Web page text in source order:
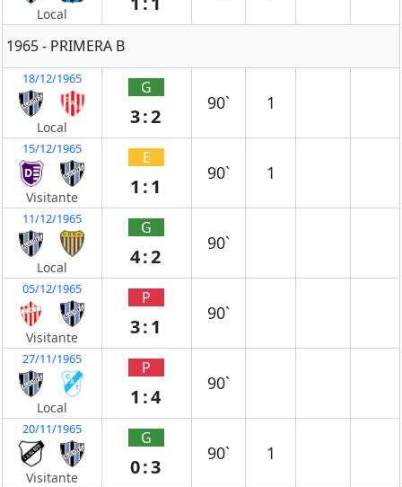
Local
1965 - PRIMERA B
18/12/1965
Local
G
3:2
90` 1
15/12/1965
Visitante
E
1:1
90` 1
11/12/1965
Local
G
4:2
90`
05/12/1965
Visitante
P
3:1
90`
27/11/1965
Local
P
1:4
90`
20/11/1965
Visitante
G
0:3
90` 1